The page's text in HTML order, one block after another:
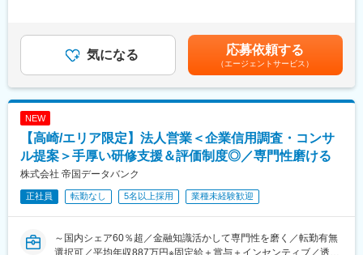
・候補者への期待は以下となる。
探索研究から上がってくる様々な抗体及び抗体関連モダリティに
対する、精製プロセス開発研究者としての活躍を期待している。
さらに、近い将来、上記実担当者を経て研究チームを統括するリ
ーダー又はリーダー補佐としての活躍も期待している。
■キャリアパス：
・抗体及び抗体関連モダリティの製造プロセス開発研究の経験を
活かし、抗体及び抗体関連モダリティ以外の新規モダリティの製
造技術開発・製造プロセス開発を担当する機会がある
・バイオ医薬品の製造プロセスを理解している強みを活かした、
品質保証、薬事、CMCマネージメント、サプライチェーンマネー
■当社について：
り、選考を通じて上下する可能性があります。月給(月額)は固定手
当を含めた表記です。
気になる 応募依頼する
（エージェントサービス）
NEW
【高崎/エリア限定】法人営業＜企業信用調査・コンサ
ル提案＞手厚い研修支援＆評価制度◎／専門性磨ける
株式会社 帝国データバンク
正社員 転勤なし 5名以上採用 業種未経験歓迎
～国内シェア60％超／金融知識活かして専門性を磨く／転勤有無
選択可／平均年収887万円※固定給＋賞与＋インセンティブ／透明